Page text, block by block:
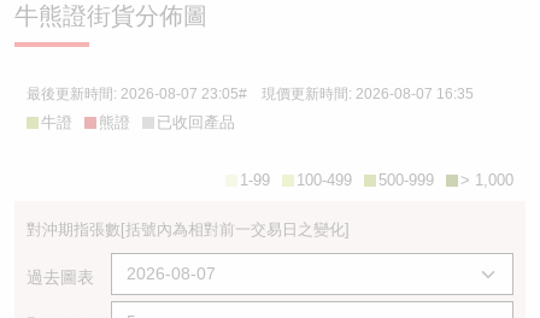
牛熊證街貨分佈圖
最後更新時間: 2026-08-07 23:05# 現價更新時間: 2026-08-07 16:35
牛證 熊證 已收回產品
> 1,000
500-999
100-499
1-99
對沖期指張數[括號內為相對前一交易日之變化]
過去圖表